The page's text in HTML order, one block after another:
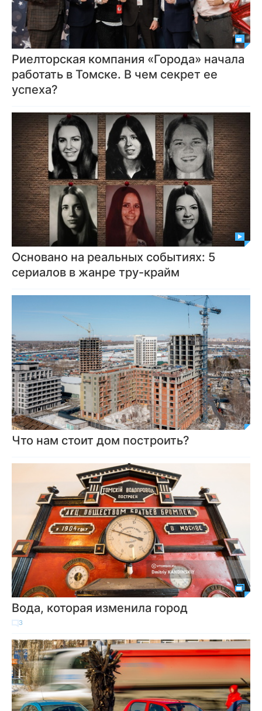
Риелторская компания «Города» начала
работать в Томске. В чем секрет ее
успеха?
Основано на реальных событиях: 5
сериалов в жанре тру-крайм
Что нам стоит дом построить?
Вода, которая изменила город
3